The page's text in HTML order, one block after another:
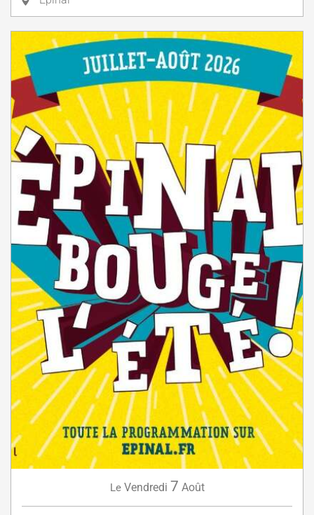
Le Vendredi 7 Août